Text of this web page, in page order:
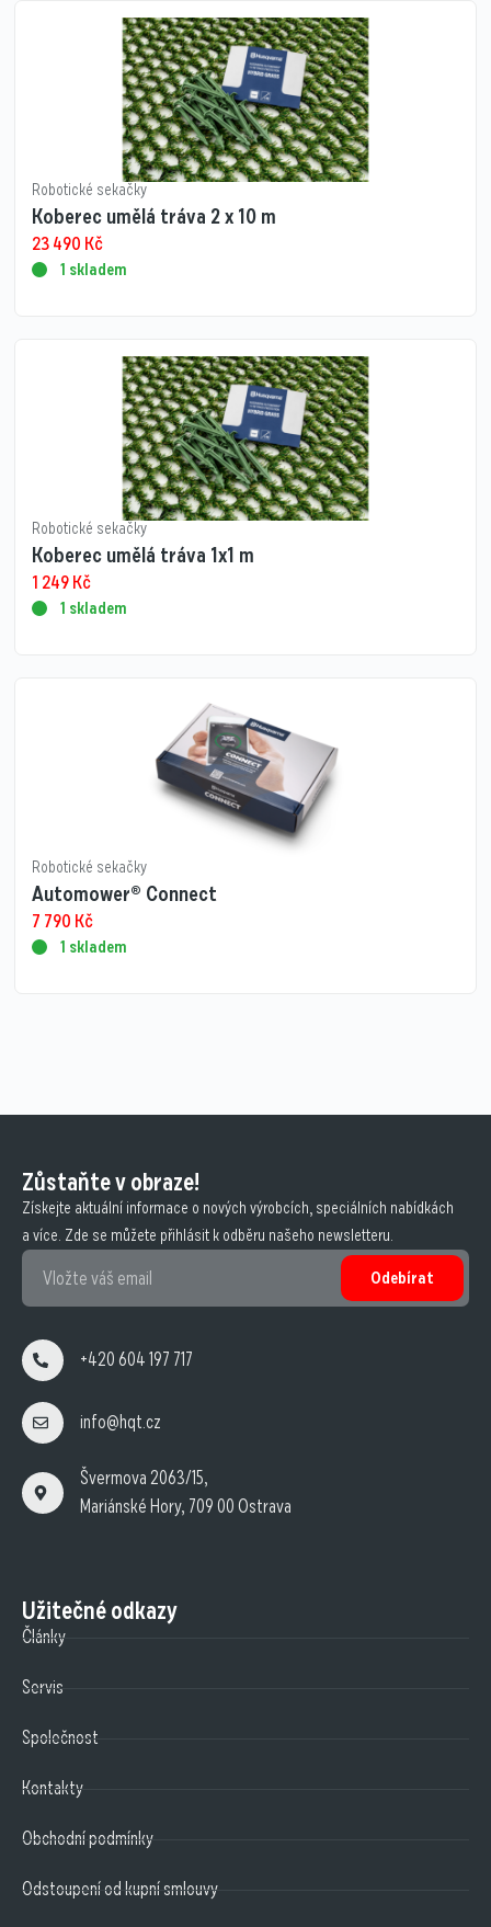
Robotické sekačky
Koberec umělá tráva 2 x 10 m
23 490 Kč
1 skladem
Robotické sekačky
Koberec umělá tráva 1x1 m
1 249Kč
1 skladem
Robotické sekačky
Automower® Connect
7 790 Kč
1 skladem
Zůstaňte v obraze!
Získejte aktuální informace o nových výrobcích, speciálních nabídkách
a více. Zde se můžete přihlásit k odběru našeho newsletteru.
Odebírat
+420 604 197 717
info@hqt.cz
Švermova 2063/15,
Mariánské Hory, 709 00 Ostrava
Užitečné odkazy
Články
Servis
Společnost
Kontakty
Obchodní podmínky
Odstoupení od kupní smlouvy